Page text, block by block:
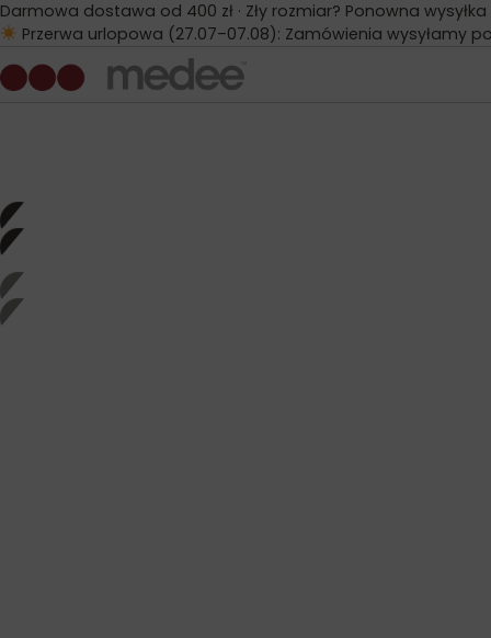
Darmowa dostawa od 400 zł · Zły rozmiar? Ponowna wysyłka
Przerwa urlopowa (27.07–07.08): Zamówienia wysyłamy